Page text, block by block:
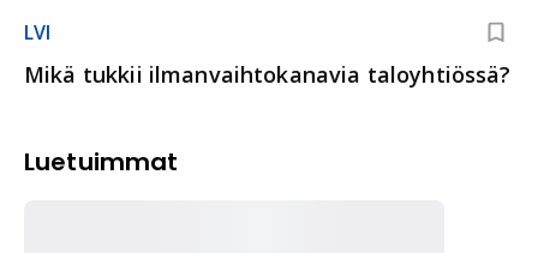
LVI
Mikä tukkii ilmanvaihtokanavia taloyhtiössä?
Luetuimmat